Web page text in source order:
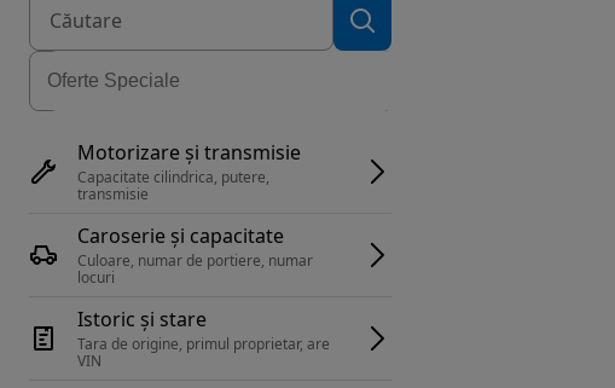
Motorizare și transmisie
Capacitate cilindrica, putere,
transmisie
Caroserie și capacitate
Culoare, numar de portiere, numar
locuri
Istoric și stare
Tara de origine, primul proprietar, are